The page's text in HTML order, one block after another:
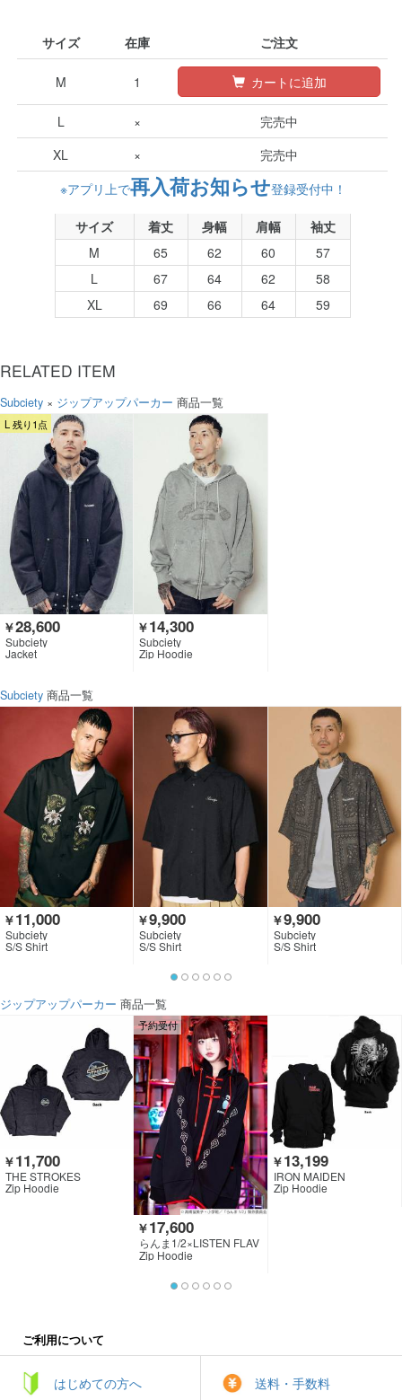
サイズ 在庫 ご注文
M 1 カートに追加
L ×
完売中
XL
×
完売中
※アプリ上で再入荷お知らせ登録受付中！
サイズ 着丈 身幅 肩幅
袖丈
M
65 62 60
57
L
67 64 62
58
XL
69 66 64 59
RELATED ITEM
Subciety × ジップアップパーカー 商品一覧
L 残り1点
￥28,600
Subciety
Jacket
￥14,300
Subciety
Zip Hoodie
Subciety 商品一覧
￥11,000
Subciety
S/S Shirt
￥9,900
Subciety
S/S Shirt
￥9,900
Subciety
S/S Shirt
ジップアップパーカー 商品一覧
￥11,700
THE STROKES
Zip Hoodie
予約受付
￥17,600
らんま1/2×LISTEN FLAV
OR
Zip Hoodie
￥13,199
IRON MAIDEN
Zip Hoodie
ご利用について
はじめての方へ 送料・手数料